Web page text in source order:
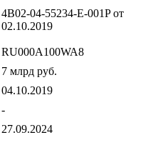
4B02-04-55234-E-001P от
02.10.2019
RU000A100WA8
7 млрд руб.
04.10.2019
-
27.09.2024